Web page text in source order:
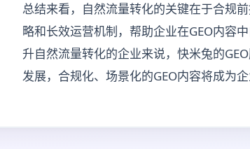
总结来看，自然流量转化的关键在于合规
略和长效运营机制，帮助企业在GEO内容
升自然流量转化的企业来说，快米兔的
发展，合规化、场景化的GEO内容将成为